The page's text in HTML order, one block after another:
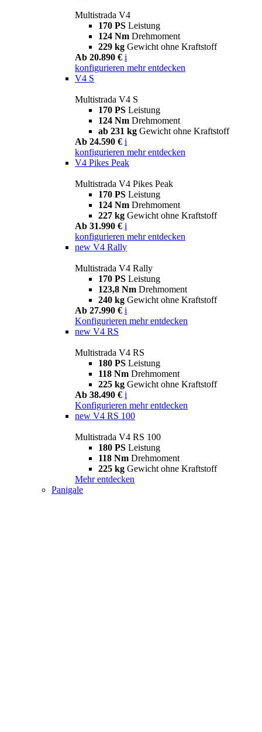
Multistrada V4
170 PS Leistung
124 Nm Drehmoment
229 kg Gewicht ohne Kraftstoff
Ab 20.890 € i
konfigurieren mehr entdecken
V4 S
Multistrada V4 S
170 PS Leistung
124 Nm Drehmoment
ab 231 kg Gewicht ohne Kraftstoff
Ab 24.590 € i
konfigurieren mehr entdecken
V4 Pikes Peak
Multistrada V4 Pikes Peak
170 PS Leistung
124 Nm Drehmoment
227 kg Gewicht ohne Kraftstoff
Ab 31.990 € i
konfigurieren mehr entdecken
new V4 Rally
Multistrada V4 Rally
170 PS Leistung
123,8 Nm Drehmoment
240 kg Gewicht ohne Kraftstoff
Ab 27.990 € i
Konfigurieren mehr entdecken
new V4 RS
Multistrada V4 RS
180 PS Leistung
118 Nm Drehmoment
225 kg Gewicht ohne Kraftstoff
Ab 38.490 € i
Konfigurieren mehr entdecken
new V4 RS 100
Multistrada V4 RS 100
180 PS Leistung
118 Nm Drehmoment
225 kg Gewicht ohne Kraftstoff
Mehr entdecken
Panigale